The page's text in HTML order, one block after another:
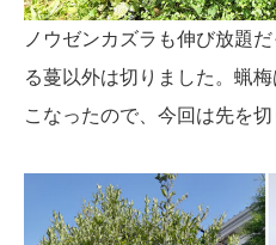
ノウゼンカズラも伸び放題
る蔓以外は切りました。蝋
こなったので、今回は先を切